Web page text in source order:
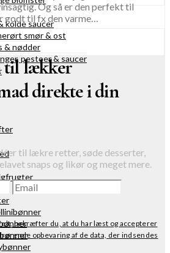
kolde saucer
smør & ost
& nødder
pestoer & saucer
Og så er den perfekt til
godt til fx den varme…
til lækker
direkte i din
til lækre retter, søde desserter,
snaps og likør og meget mere.
bekræfter du, at du har læst og accepterer
opbevaring af de data, der indsendes